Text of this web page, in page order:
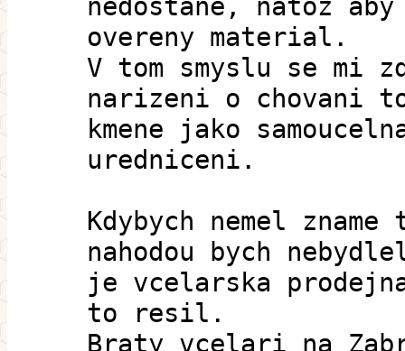
nedostane, natoz
overeny material.
V tom smyslu se mi
narizeni o chovani
kmene jako
uredniceni.
Kdybych nemel
nahodou bych
je vcelarska
to resil.
Braty vcelari na